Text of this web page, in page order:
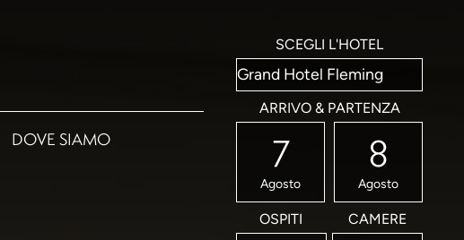
DOVE SIAMO
SCEGLI L'HOTEL
ARRIVO & PARTENZA
7
Agosto
8
Agosto
OSPITI CAMERE